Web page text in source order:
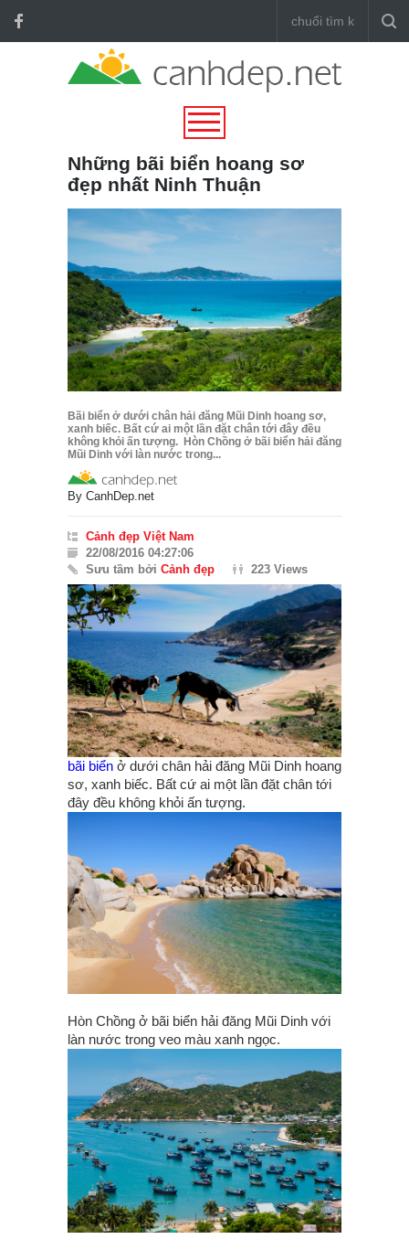
Những bãi biển hoang sơ
đẹp nhất Ninh Thuận
Bãi biển ở dưới chân hải đăng Mũi Dinh hoang sơ,
xanh biếc. Bất cứ ai một lần đặt chân tới đây đều
không khỏi ấn tượng. Hòn Chồng ở bãi biển hải đăng
Mũi Dinh với làn nước trong...
By CanhDep.net
Cảnh đẹp Việt Nam
22/08/2016 04:27:06
Sưu tầm bởi Cảnh đẹp 223 Views
bãi biển ở dưới chân hải đăng Mũi Dinh hoang
sơ, xanh biếc. Bất cứ ai một lần đặt chân tới
đây đều không khỏi ấn tượng.
Hòn Chồng ở bãi biển hải đăng Mũi Dinh với
làn nước trong veo màu xanh ngọc.